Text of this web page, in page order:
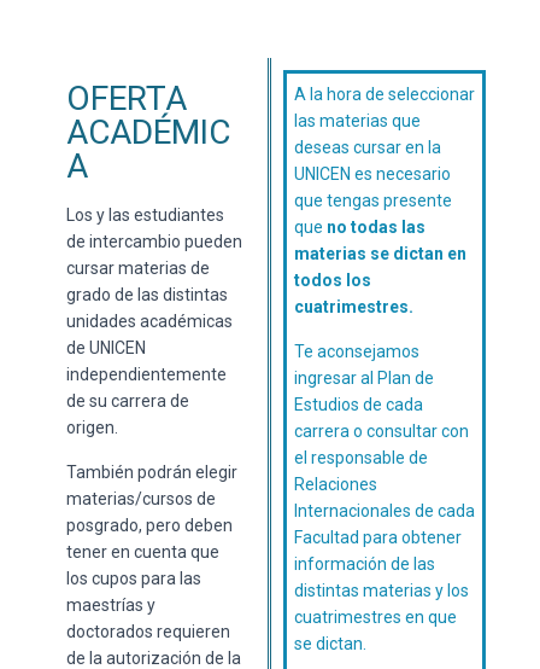
OFERTA
ACADÉMIC
A
Los y las estudiantes
de intercambio pueden
cursar materias de
grado de las distintas
unidades académicas
de UNICEN
independientemente
de su carrera de
origen.
También podrán elegir
materias/cursos de
posgrado, pero deben
tener en cuenta que
los cupos para las
maestrías y
doctorados requieren
de la autorización de la
A la hora de seleccionar
las materias que
deseas cursar en la
UNICEN es necesario
que tengas presente
que no todas las
materias se dictan en
todos los
cuatrimestres.
Te aconsejamos
ingresar al Plan de
Estudios de cada
carrera o consultar con
el responsable de
Relaciones
Internacionales de cada
Facultad para obtener
información de las
distintas materias y los
cuatrimestres en que
se dictan.